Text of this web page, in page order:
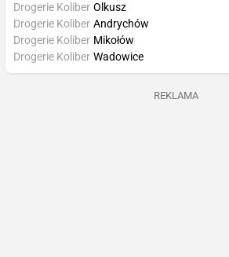
Drogerie Koliber Olkusz
Drogerie Koliber Andrychów
Drogerie Koliber Mikołów
Drogerie Koliber Wadowice
REKLAMA